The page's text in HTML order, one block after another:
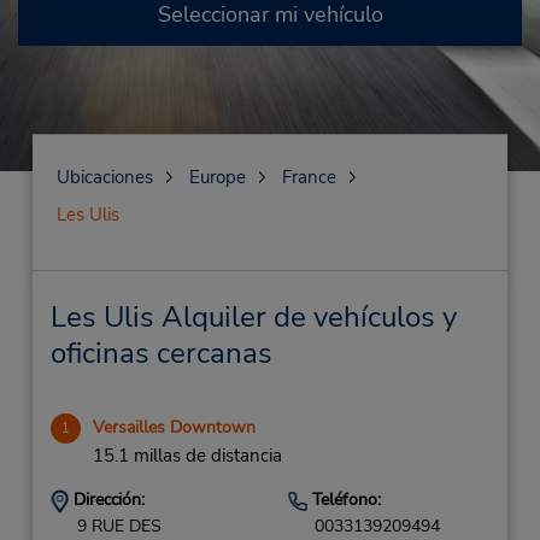
Seleccionar mi vehículo
Ubicaciones Europe
France
Les Ulis
Les Ulis Alquiler de vehículos y
oficinas cercanas
1 Versailles Downtown
15.1 millas de distancia
Dirección:
9 RUE DES
Teléfono:
0033139209494